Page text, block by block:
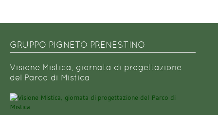
GRUPPO PIGNETO PRENESTINO
Visione Mistica, giornata di progettazione
del Parco di Mistica